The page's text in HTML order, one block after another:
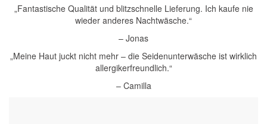
„Fantastische Qualität und blitzschnelle Lieferung. Ich kaufe nie
wieder anderes Nachtwäsche.“
– Jonas
„Meine Haut juckt nicht mehr – die Seidenunterwäsche ist wirklich
allergikerfreundlich.“
– Camilla